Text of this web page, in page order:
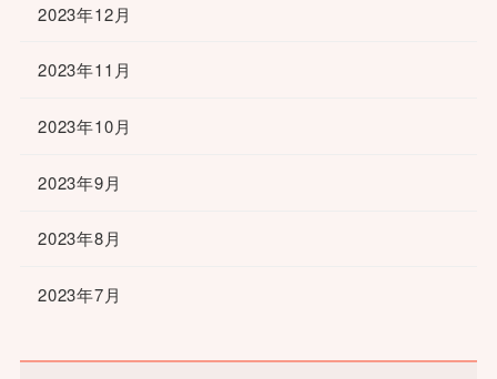
2023年12月
2023年11月
2023年10月
2023年9月
2023年8月
2023年7月